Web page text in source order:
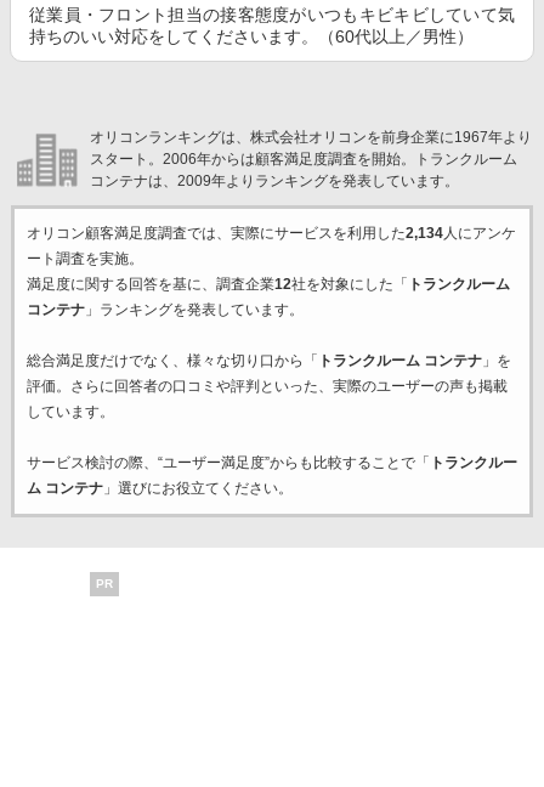
従業員・フロント担当の接客態度がいつもキビキビしていて気
持ちのいい対応をしてくださいます。（60代以上／男性）
オリコンランキングは、株式会社オリコンを前身企業に1967年より
スタート。2006年からは顧客満足度調査を開始。トランクルーム
コンテナは、2009年よりランキングを発表しています。
オリコン顧客満足度調査では、実際にサービスを利用した2,134人にアンケ
ート調査を実施。
満足度に関する回答を基に、調査企業12社を対象にした「
トランクルーム
コンテナ」ランキングを発表しています。
総合満足度だけでなく、様々な切り口から「 トランクルーム コンテナ」を
評価。さらに回答者の口コミや評判といった、実際のユーザーの声も掲載
しています。
サービス検討の際、“ユーザー満足度”からも比較することで「
トランクルー
ム コンテナ」選びにお役立てください。
PR